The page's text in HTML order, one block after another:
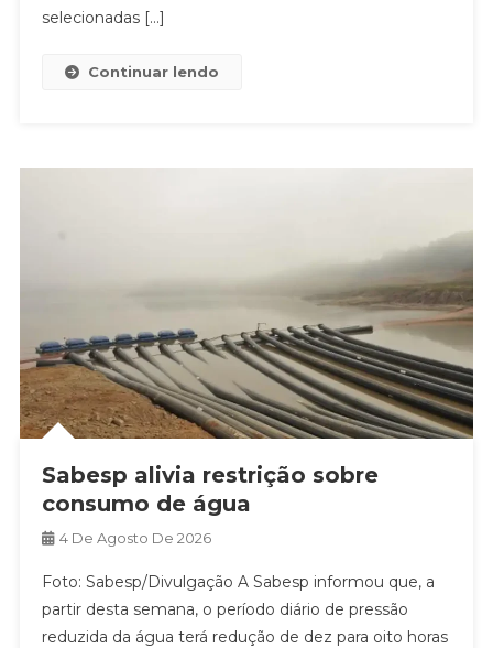
selecionadas […]
Continuar lendo
Sabesp alivia restrição sobre
consumo de água
4 De Agosto De 2026
Foto: Sabesp/Divulgação A Sabesp informou que, a
partir desta semana, o período diário de pressão
reduzida da água terá redução de dez para oito horas